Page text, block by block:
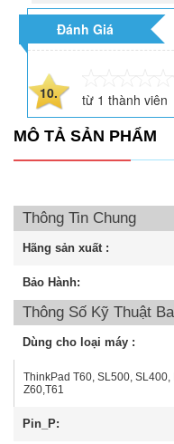
Đánh Giá
10. từ 1 thành viên
MÔ TẢ SẢN PHẨM
Thông Tin Chung
Hãng sản xuất :
Bảo Hành:
Thông Số Kỹ Thuật
Dùng cho loại máy :
ThinkPad T60, SL500,
Z60,T61
Pin_P: